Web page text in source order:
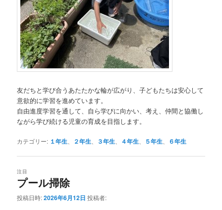
友だちと学び合うあたたかな輪が広がり、子どもたちは安心して
意欲的に学習を進めています。
自由進度学習を通して、自ら学びに向かい、考え、仲間と協働し
ながら学び続ける児童の育成を目指します。
カテゴリー: １年生 ２年生 ３年生 ４年生 ５年生 ６年生
プール掃除
注目
投稿日時:2026年6月12日 投稿者: